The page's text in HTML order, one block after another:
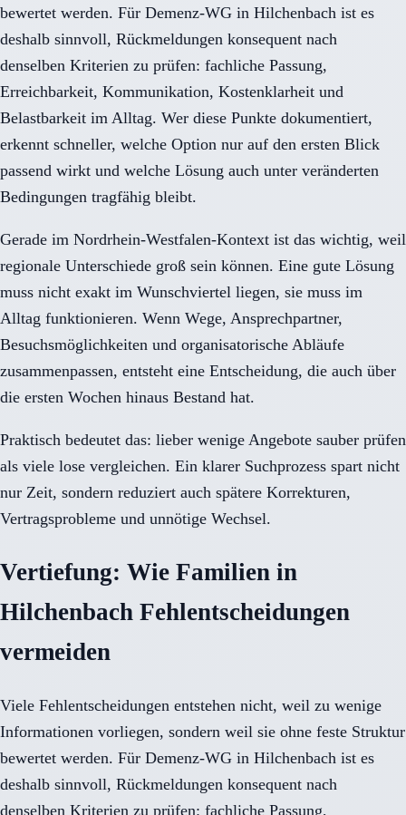
bewertet werden. Für Demenz-WG in Hilchenbach ist es
deshalb sinnvoll, Rückmeldungen konsequent nach
denselben Kriterien zu prüfen: fachliche Passung,
Erreichbarkeit, Kommunikation, Kostenklarheit und
Belastbarkeit im Alltag. Wer diese Punkte dokumentiert,
erkennt schneller, welche Option nur auf den ersten Blick
passend wirkt und welche Lösung auch unter veränderten
Bedingungen tragfähig bleibt.
Gerade im Nordrhein-Westfalen-Kontext ist das wichtig, weil
regionale Unterschiede groß sein können. Eine gute Lösung
muss nicht exakt im Wunschviertel liegen, sie muss im
Alltag funktionieren. Wenn Wege, Ansprechpartner,
Besuchsmöglichkeiten und organisatorische Abläufe
zusammenpassen, entsteht eine Entscheidung, die auch über
die ersten Wochen hinaus Bestand hat.
Praktisch bedeutet das: lieber wenige Angebote sauber prüfen
als viele lose vergleichen. Ein klarer Suchprozess spart nicht
nur Zeit, sondern reduziert auch spätere Korrekturen,
Vertragsprobleme und unnötige Wechsel.
Vertiefung: Wie Familien in
Hilchenbach Fehlentscheidungen
vermeiden
Viele Fehlentscheidungen entstehen nicht, weil zu wenige
Informationen vorliegen, sondern weil sie ohne feste Struktur
bewertet werden. Für Demenz-WG in Hilchenbach ist es
deshalb sinnvoll, Rückmeldungen konsequent nach
denselben Kriterien zu prüfen: fachliche Passung,